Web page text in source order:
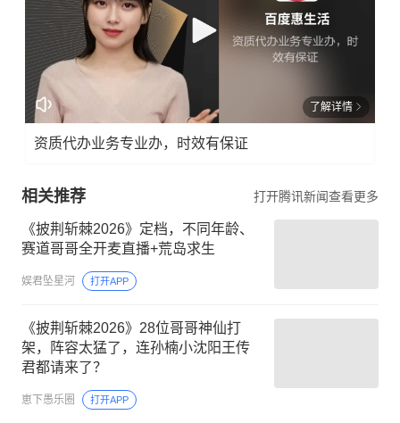
了解详情
资质代办业务专业办，时效有保证
相关推荐 打开腾讯新闻查看更多
《披荆斩棘2026》定档，不同年龄、
赛道哥哥全开麦直播+荒岛求生
娱君坠星河 打开APP
《披荆斩棘2026》28位哥哥神仙打
架，阵容太猛了，连孙楠小沈阳王传
君都请来了？
崽下愚乐圈 打开APP